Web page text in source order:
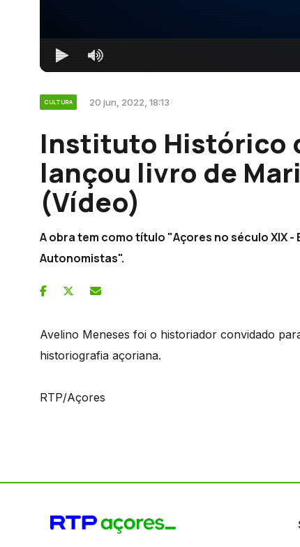
CULTURA 20 jun, 2022, 18:13
Instituto Histórico
lançou livro de
(Vídeo)
A obra tem como título "Açores no século XIX
Autonomistas".
Avelino Meneses foi o historiador convidado
historiografia açoriana.
RTP/Açores